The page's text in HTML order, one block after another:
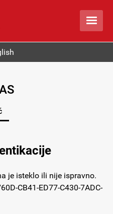

je isteklo ili nije ispravno.
CB41-ED77-C430-7ADC-